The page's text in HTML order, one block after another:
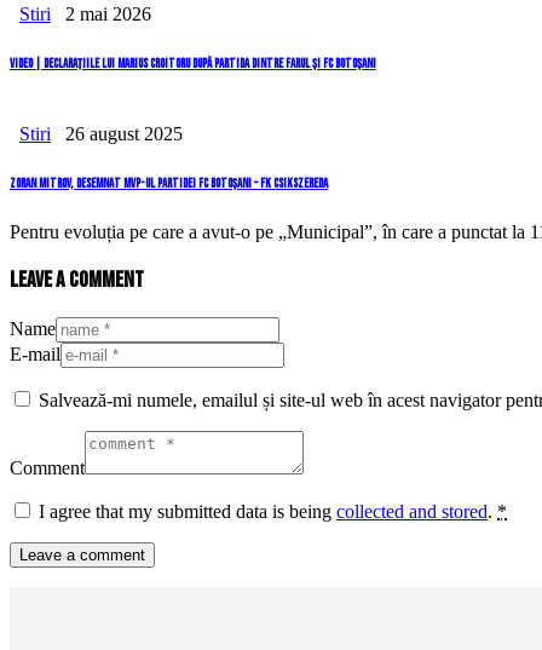
Stiri 2 mai 2026
VIDEO | Declarațiile lui Marius Croitoru după partida dintre Farul și FC Botoșani
Stiri 26 august 2025
Zoran Mitrov, desemnat MVP-ul partidei FC Botoșani – FK Csikszereda
Pentru evoluția pe care a avut-o pe „Municipal”, în care a punctat la
Leave a comment
Name
E-mail
Salvează-mi numele, emailul și site-ul web în acest navigator
Comment
I agree that my submitted data is being collected and stored. *